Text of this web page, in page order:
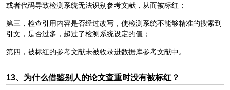
或者代码导致检测系统无法识别参考文献，从而被标红；
第三，检查引用内容是否经过改写，使检测系统不能够精准的搜索到
引文，是否过多，超过了检测系统设定的值；
第四，被标红的参考文献未被收录进数据库参考文献中。
13、为什么借鉴别人的论文查重时没有被标红？